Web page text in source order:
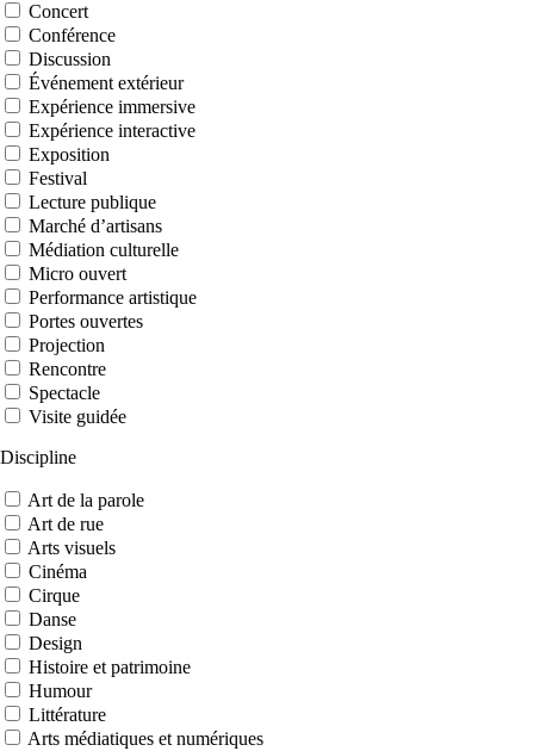
Concert
Conférence
Discussion
Événement extérieur
Expérience immersive
Expérience interactive
Exposition
Festival
Lecture publique
Marché d’artisans
Médiation culturelle
Micro ouvert
Performance artistique
Portes ouvertes
Projection
Rencontre
Spectacle
Visite guidée
Discipline
Art de la parole
Art de rue
Arts visuels
Cinéma
Cirque
Danse
Design
Histoire et patrimoine
Humour
Littérature
Arts médiatiques et numériques